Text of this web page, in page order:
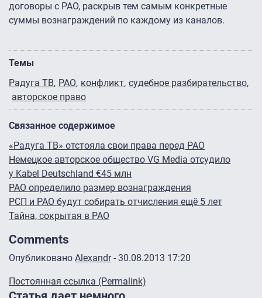
договоры с РАО, раскрыв тем самым конкретные
суммы вознаграждений по каждому из каналов.
Темы
Радуга ТВ РАО конфликт судебное разбирательство
авторское право
Связанное содержимое
«Радуга ТВ» отстояла свои права перед РАО
Немецкое авторское общество VG Media отсудило
у Kabel Deutschland €45 млн
РАО определило размер вознаграждения
РСП и РАО будут собирать отчисления ещё 5 лет
Тайна, сокрытая в РАО
Comments
Опубликовано Alexandr- 30.08.2013 17:20
Постоянная ссылка (Permalink)